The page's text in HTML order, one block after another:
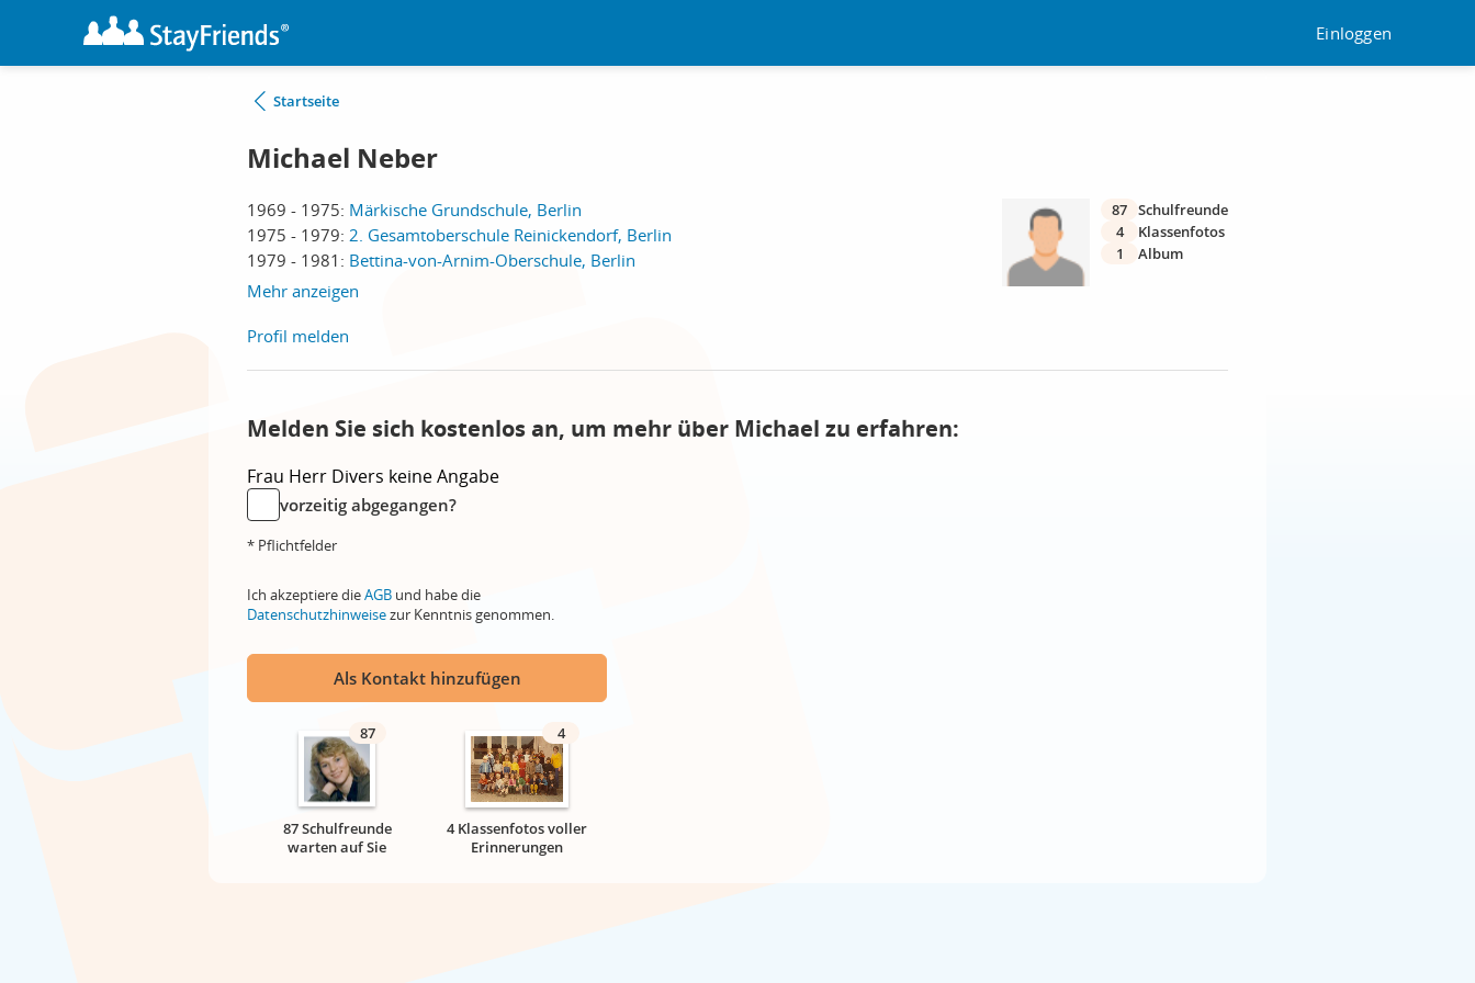
Einloggen
Startseite
Michael Neber
1969 - 1975: Märkische Grundschule, Berlin
1975 - 1979: 2. Gesamtoberschule Reinickendorf, Berlin
1979 - 1981: Bettina-von-Arnim-Oberschule, Berlin
Mehr anzeigen
87 Schulfreunde
4
Klassenfotos
1
Album
Profil melden
Melden Sie sich kostenlos an, um mehr über Michael zu erfahren:
Frau Herr Divers keine Angabe
vorzeitig abgegangen?
* Pflichtfelder
Ich akzeptiere dieAGB und habe die
Datenschutzhinweisezur Kenntnis genommen.
Als Kontakt hinzufügen
87
87 Schulfreunde
warten auf Sie
4
4 Klassenfotos voller
Erinnerungen